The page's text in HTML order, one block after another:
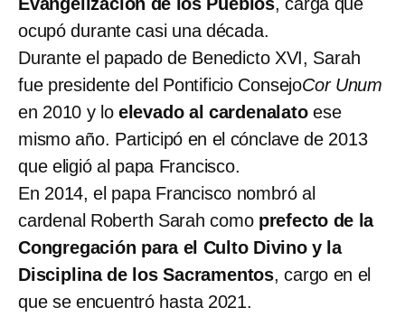
ocupó durante casi una década.
Durante el papado de Benedicto XVI, Sarah
fue presidente del Pontificio ConsejoCor Unum
en 2010 y loelevado al cardenalatoese
mismo año. Participó en el cónclave de 2013
que eligió al papa Francisco.
En 2014, el papa Francisco nombró al
cardenal Roberth Sarah como prefecto de la
Congregación para el Culto Divino y la
Disciplina de los Sacramentos, cargo en el
que se encuentró hasta 2021.